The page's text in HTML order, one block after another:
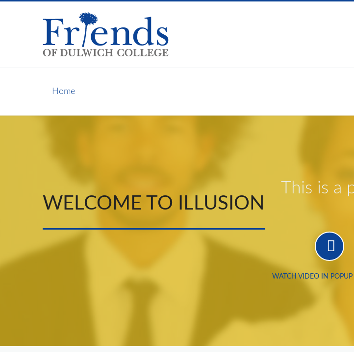
Home
WELCOME TO ILLUSION
This is a
WATCH VIDEO IN